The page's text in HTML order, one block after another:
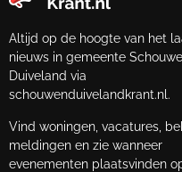
Altijd op de hoogte van het
nieuws in gemeente
Duiveland via
schouwenduivelandkrant.nl.
Vind woningen, vacatures,
meldingen en zie wanneer
evenementen plaatsvinden